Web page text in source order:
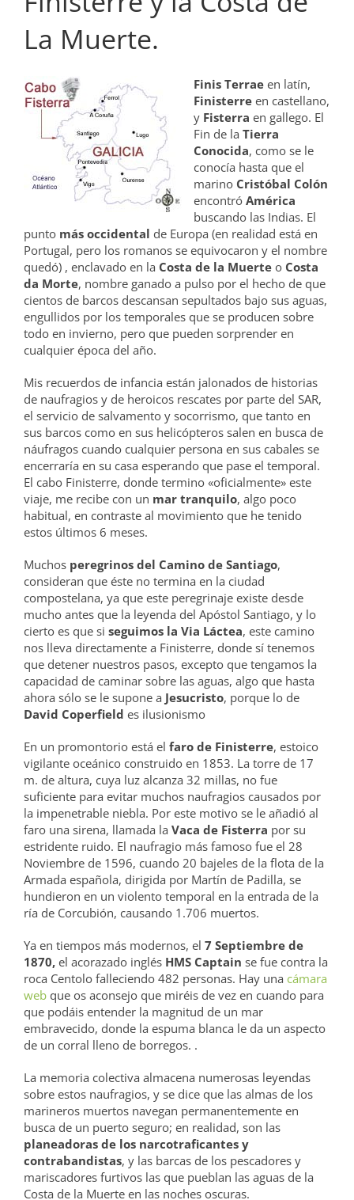
La Muerte.
Finis Terrae en latín,
Finisterre en castellano,
y Fisterra en gallego. El
Fin de la Tierra
Conocida, como se le
conocía hasta que el
marino Cristóbal Colón
encontró América
buscando las Indias. El
punto más occidental de Europa (en realidad está en
Portugal, pero los romanos se equivocaron y el nombre
quedó) , enclavado en la Costa de la Muerte o Costa
da Morte, nombre ganado a pulso por el hecho de que
cientos de barcos descansan sepultados bajo sus aguas,
engullidos por los temporales que se producen sobre
todo en invierno, pero que pueden sorprender en
cualquier época del año.
Mis recuerdos de infancia están jalonados de historias
de naufragios y de heroicos rescates por parte del SAR,
el servicio de salvamento y socorrismo, que tanto en
sus barcos como en sus helicópteros salen en busca de
náufragos cuando cualquier persona en sus cabales se
encerraría en su casa esperando que pase el temporal.
El cabo Finisterre, donde termino «oficialmente» este
viaje, me recibe con un mar tranquilo, algo poco
habitual, en contraste al movimiento que he tenido
estos últimos 6 meses.
Muchos peregrinos del Camino de Santiago,
consideran que éste no termina en la ciudad
compostelana, ya que este peregrinaje existe desde
mucho antes que la leyenda del Apóstol Santiago, y lo
cierto es que si seguimos la Via Láctea, este camino
nos lleva directamente a Finisterre, donde sí tenemos
que detener nuestros pasos, excepto que tengamos la
capacidad de caminar sobre las aguas, algo que hasta
ahora sólo se le supone a Jesucristo, porque lo de
David Coperfield es ilusionismo
En un promontorio está el faro de Finisterre, estoico
vigilante oceánico construido en 1853. La torre de 17
m. de altura, cuya luz alcanza 32 millas, no fue
suficiente para evitar muchos naufragios causados por
la impenetrable niebla. Por este motivo se le añadió al
faro una sirena, llamada la Vaca de Fisterra por su
estridente ruido. El naufragio más famoso fue el 28
Noviembre de 1596, cuando 20 bajeles de la flota de la
Armada española, dirigida por Martín de Padilla, se
hundieron en un violento temporal en la entrada de la
ría de Corcubión, causando 1.706 muertos.
Ya en tiempos más modernos, el 7 Septiembre de
1870, el acorazado inglés HMS Captain se fue contra la
roca Centolo falleciendo 482 personas. Hay una cámara
web que os aconsejo que miréis de vez en cuando para
que podáis entender la magnitud de un mar
embravecido, donde la espuma blanca le da un aspecto
de un corral lleno de borregos. .
La memoria colectiva almacena numerosas leyendas
sobre estos naufragios, y se dice que las almas de los
marineros muertos navegan permanentemente en
busca de un puerto seguro; en realidad, son las
planeadoras de los narcotraficantes y
contrabandistas, y las barcas de los pescadores y
mariscadores furtivos las que pueblan las aguas de la
Costa de la Muerte en las noches oscuras.